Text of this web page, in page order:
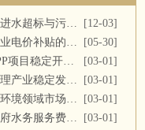
完善污水处理厂进水超标与污泥处置
[12-03]
关于垃圾发电行业电价补贴的建议
[05-30]
关于保障环保PPP项目稳定开展的提案
[03-01]
关于保障垃圾处理产业稳定发展的议案
[03-01]
关于进一步加快环境领域市场化改革的议案
[03-01]
关于加强地方政府水务服务费用支付的议案
[03-01]